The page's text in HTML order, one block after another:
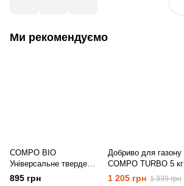
Ми рекомендуємо
COMPO BIO
Універсальне тверде
органічне добриво
895 грн
Добриво для газону
COMPO TURBO 5 кг
1 205 грн 1 339 грн